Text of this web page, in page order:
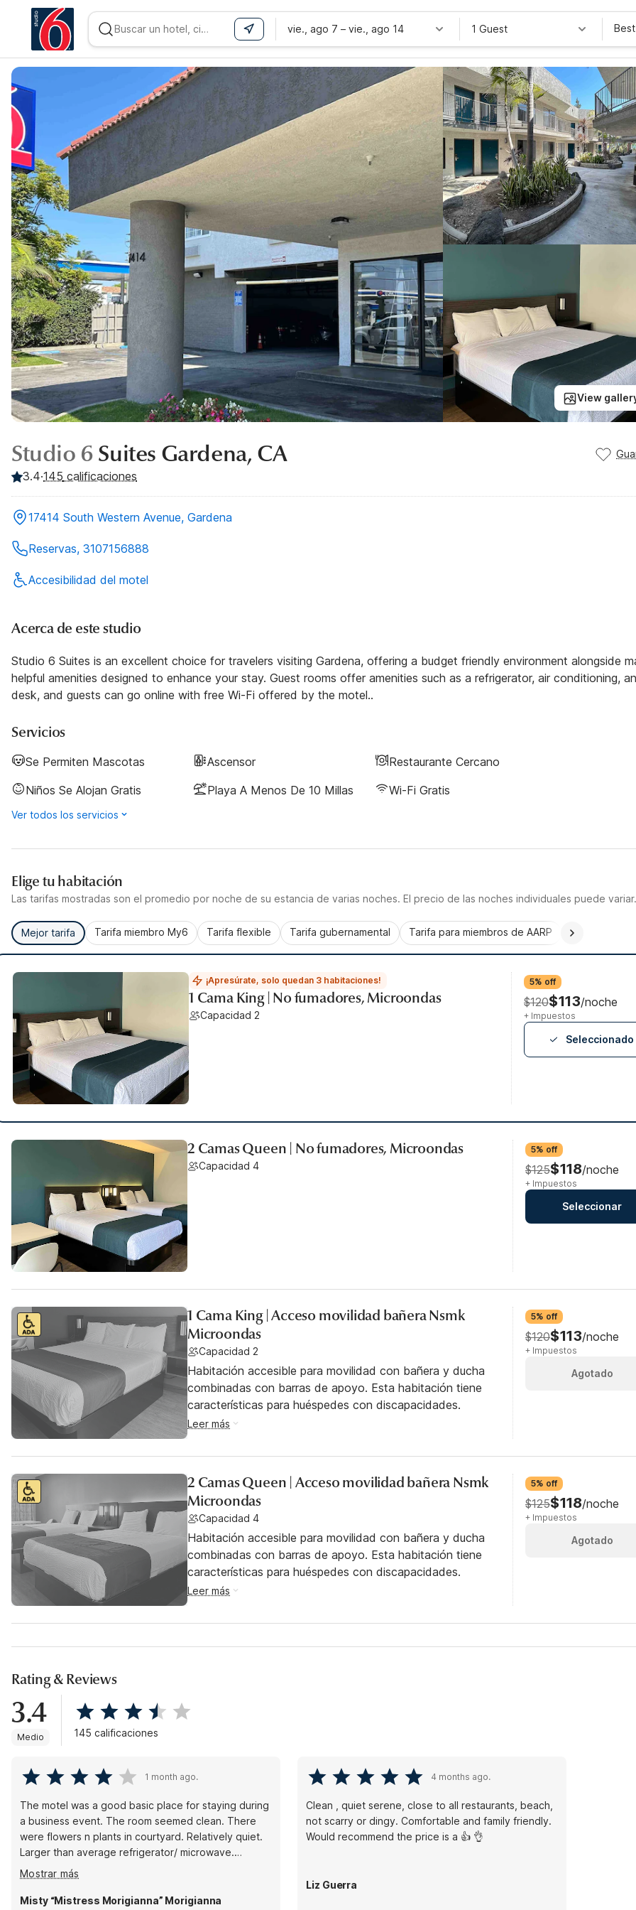
vie., ago 7 – vie., ago 14 1 Guest
View
Studio 6 Suites Gardena, CA
3.4·145 calificaciones
17414 South Western Avenue, Gardena
Reservas, 3107156888
Accesibilidad del motel
Acerca de este studio
Studio 6 Suites is an excellent choice for travelers visiting Gardena, offering a budget friendly environment alongside
helpful amenities designed to enhance your stay. Guest rooms offer amenities such as a refrigerator, air conditioning,
desk, and guests can go online with free Wi-Fi offered by the motel..
Servicios
Se Permiten Mascotas Ascensor
Restaurante Cercano
Niños Se Alojan Gratis
Playa A Menos De 10 Millas Wi-Fi Gratis
Ver todos los servicios
Elige tu habitación
Las tarifas mostradas son el promedio por noche de su estancia de varias noches. El precio de las noches individuales puede variar.
Mejor tarifa Tarifa miembro My6 Tarifa flexible Tarifa gubernamental Tarifa para miembros de AARP
¡Apresúrate, solo quedan 3 habitaciones!
1 Cama King | No fumadores, Microondas
Capacidad 2
5% off
$120$113/noche
+ Impuestos
Seleccionado
2 Camas Queen | No fumadores, Microondas
Capacidad 4
5% off
$125$118/noche
+ Impuestos
Seleccionar
1 Cama King | Acceso movilidad bañera Nsmk
Microondas
Capacidad 2
Habitación accesible para movilidad con bañera y ducha
combinadas con barras de apoyo. Esta habitación tiene
características para huéspedes con discapacidades.
Leer más
5% off
$120$113/noche
+ Impuestos
Agotado
2 Camas Queen | Acceso movilidad bañera Nsmk
Microondas
Capacidad 4
Habitación accesible para movilidad con bañera y ducha
combinadas con barras de apoyo. Esta habitación tiene
características para huéspedes con discapacidades.
Leer más
5% off
$125$118/noche
+ Impuestos
Agotado
Rating & Reviews
3.4
Medio 145 calificaciones
1 month ago.
The motel was a good basic place for staying during
a business event. The room seemed clean. There
were flowers n plants in courtyard. Relatively quiet.
Larger than average refrigerator/ microwave.
Problems- no ice (broken). There was a ball of some
unidentifiable something in the coffee pot water
section-growing.
Mostrar más
Misty “Mistress Morigianna” Morigianna
4 months ago.
Clean , quiet serene, close to all restaurants, beach,
not scarry or dingy. Comfortable and family friendly.
Would recommend the price is a 👍 👌
Liz Guerra